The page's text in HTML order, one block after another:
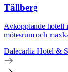
Tällberg
Avkopplande hotell
mötesrum och
Dalecarlia Hotel &